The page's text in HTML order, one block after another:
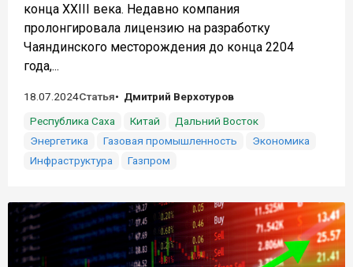
конца XXIII века. Недавно компания
пролонгировала лицензию на разработку
Чаяндинского месторождения до конца 2204
года,...
18.07.2024Статья
Дмитрий Верхотуров
Республика Саха
Китай
Дальний Восток
Энергетика
Газовая промышленность
Экономика
Инфраструктура
Газпром